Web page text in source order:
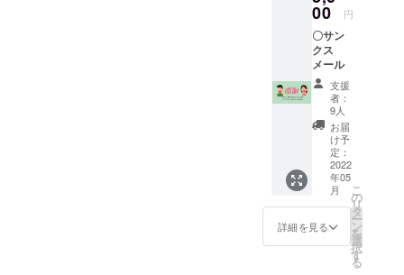
てきたの
か、輪郭を
持ってきま
した。一
方、当時を
知る人、語
れる人が高
齢化し、昨
今極端に少
なくなって
きていま
す。この機
を逃すと地
00 円
〇サン
クス
メール
支援
者：
9人
お届
け予
定：
2022
年05
月
詳細を見る
こ
の
リ
タ
ー
ン
を
選
択
す
る